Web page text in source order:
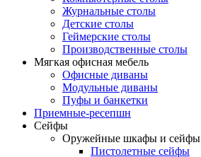
Журнальные столы
Детские столы
Геймерские столы
Производственные столы
Мягкая офисная мебель
Офисные диваны
Модульные диваны
Пуфы и банкетки
Приемные-ресепшн
Сейфы
Оружейные шкафы и сейфы
Пистолетные сейфы